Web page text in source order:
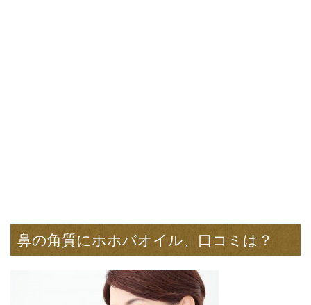
鼻の角質にホホバオイル、口コミは？